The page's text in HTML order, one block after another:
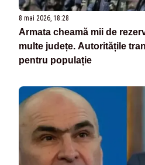
8 mai 2026, 18:28
Armata cheamă mii de
multe județe. Autoritățile
pentru populație